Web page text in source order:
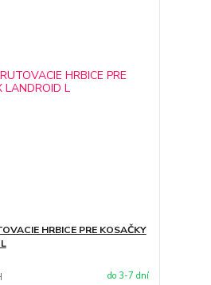
HRBICE PRE KOSAČKY
do 3-7 dní